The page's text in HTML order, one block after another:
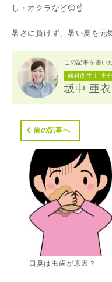
し・オクラなど😊☝️
暑さに負けず、暑い夏を元
この記事を書い
歯科衛生士 主
坂中 亜衣
前の記事へ
口臭は虫歯が原因？